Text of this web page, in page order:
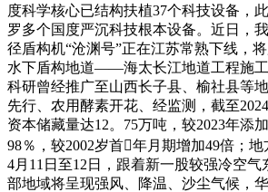
度科学核心已结构扶植37个科技设备，
罗多个国度严沉科技根本设备。近日，
径盾构机“沧渊号”正在江苏常熟下线，
水下盾构地道——海太长江地道工程施
科研曾经推广至山西长子县、榆社县等
先行、农用酵素开花、经监测，截至
资本储藏量达12。75万吨，较2023年添
98％，较2002岁首年月期增加49倍；地
4月11日至12日，跟着新一股较强冷空
部地域将呈现强风、降温、沙尘气候，